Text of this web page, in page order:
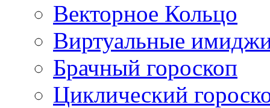
Векторное Кольцо
Виртуальные
Брачный гороскоп
Циклический